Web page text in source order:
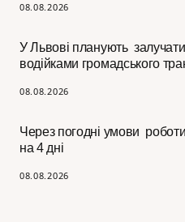
08.08.2026
У Львові планують
водійками громадського
08.08.2026
Через погодні умови
на 4 дні
08.08.2026